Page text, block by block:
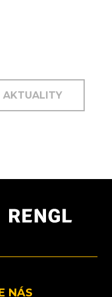
AKTUALITY
NÁS